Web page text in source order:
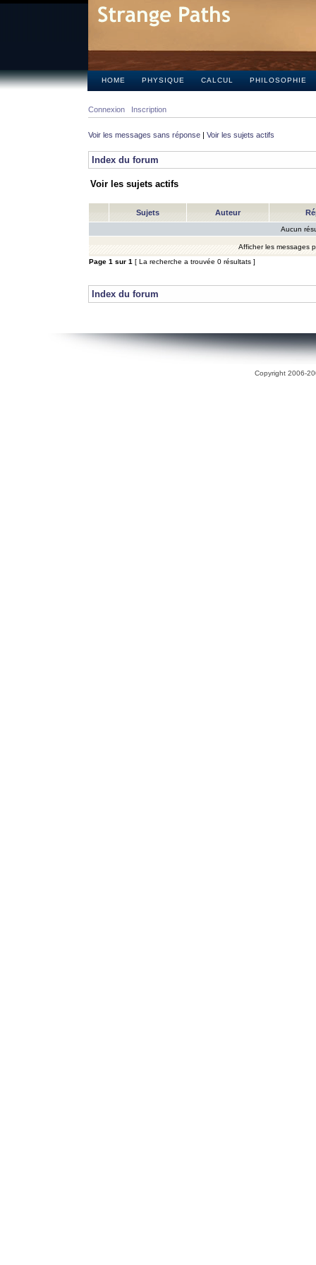
HOME PHYSIQUE CALCUL PHILOSOPHIE
Connexion Inscription
Voir les messages sans réponse | Voir les sujets actifs
Index du forum
Voir les sujets actifs
Sujets Auteur
Aucun
Afficher les messages
Page 1 sur 1 [ La recherche a trouvée 0 résultats ]
Index du forum
Copyright 2006-